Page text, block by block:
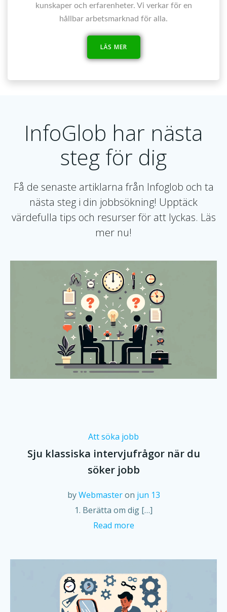
kunskaper och erfarenheter. Vi verkar för en
hållbar arbetsmarknad för alla.
LÄS MER
InfoGlob har nästa
steg för dig
Få de senaste artiklarna från Infoglob och ta
nästa steg i din jobbsökning! Upptäck
värdefulla tips och resurser för att lyckas. Läs
mer nu!
Att söka jobb
Sju klassiska intervjufrågor när du
söker jobb
by Webmaster on jun 13
1. Berätta om dig […]
Read more